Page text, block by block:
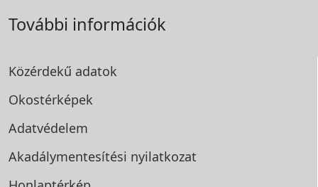
További információk
Közérdekű adatok
Okostérképek
Adatvédelem
Akadálymentesítési nyilatkozat